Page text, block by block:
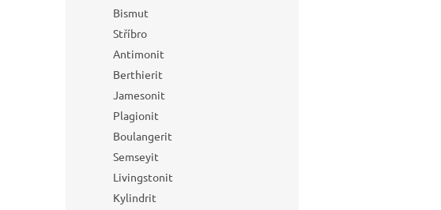
Bismut
Stříbro
Antimonit
Berthierit
Jamesonit
Plagionit
Boulangerit
Semseyit
Livingstonit
Kylindrit